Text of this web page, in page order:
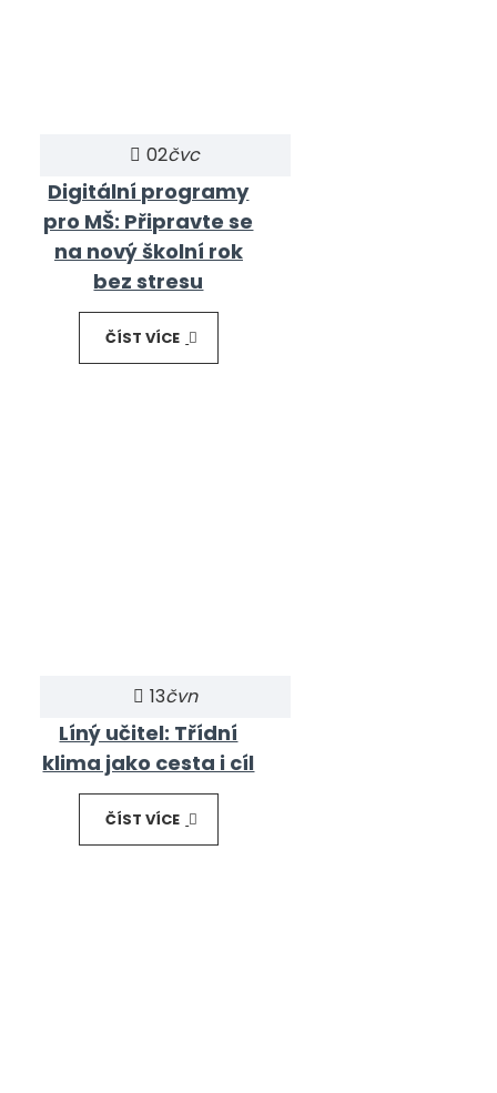
02čvc
Digitální programy
pro MŠ: Připravte se
na nový školní rok
bez stresu
ČÍST VÍCE
13čvn
Líný učitel: Třídní
klima jako cesta i cíl
ČÍST VÍCE